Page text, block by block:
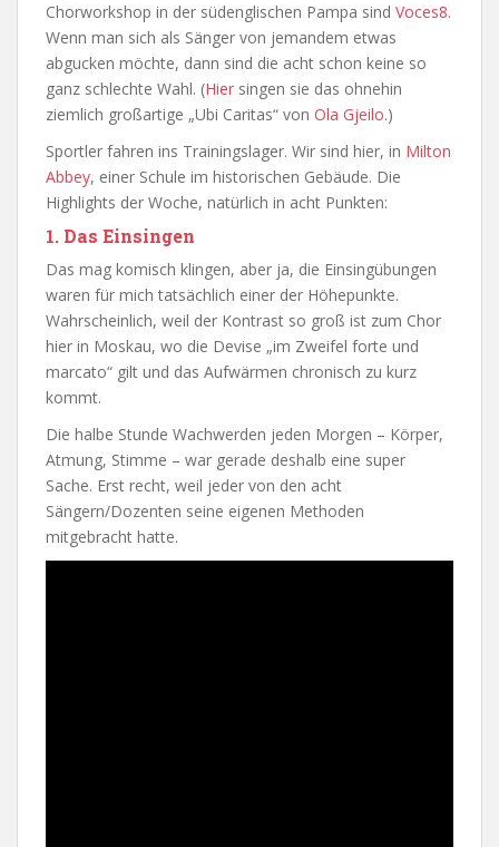
Chorworkshop in der südenglischen Pampa sind Voces8.
Wenn man sich als Sänger von jemandem etwas
abgucken möchte, dann sind die acht schon keine so
ganz schlechte Wahl. (Hier singen sie das ohnehin
ziemlich großartige „Ubi Caritas“ von Ola Gjeilo.)
Sportler fahren ins Trainingslager. Wir sind hier, in Milton
Abbey, einer Schule im historischen Gebäude. Die
Highlights der Woche, natürlich in acht Punkten:
1. Das Einsingen
Das mag komisch klingen, aber ja, die Einsingübungen
waren für mich tatsächlich einer der Höhepunkte.
Wahrscheinlich, weil der Kontrast so groß ist zum Chor
hier in Moskau, wo die Devise „im Zweifel forte und
marcato“ gilt und das Aufwärmen chronisch zu kurz
kommt.
Die halbe Stunde Wachwerden jeden Morgen – Körper,
Atmung, Stimme – war gerade deshalb eine super
Sache. Erst recht, weil jeder von den acht
Sängern/Dozenten seine eigenen Methoden
mitgebracht hatte.